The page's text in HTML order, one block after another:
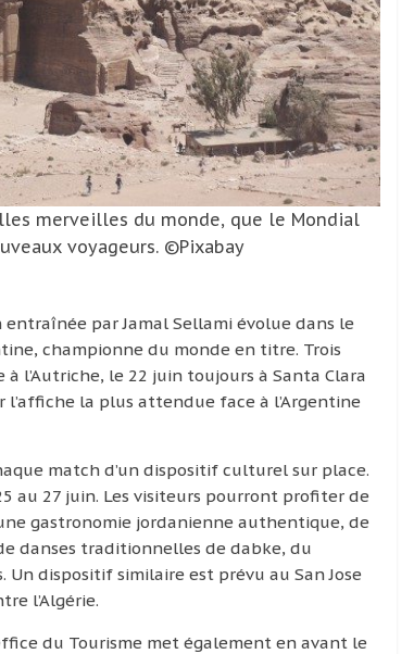
merveilles du monde, que le Mondial
voyageurs. ©Pixabay
entraînée par Jamal Sellami évolue dans le
championne du monde en titre. Trois
l’Autriche, le 22 juin toujours à Santa Clara
l’affiche la plus attendue face à l’Argentine
match d’un dispositif culturel sur place.
au 27 juin. Les visiteurs pourront profiter de
gastronomie jordanienne authentique, de
danses traditionnelles de dabke, du
dispositif similaire est prévu au San Jose
l’Algérie.
du Tourisme met également en avant le